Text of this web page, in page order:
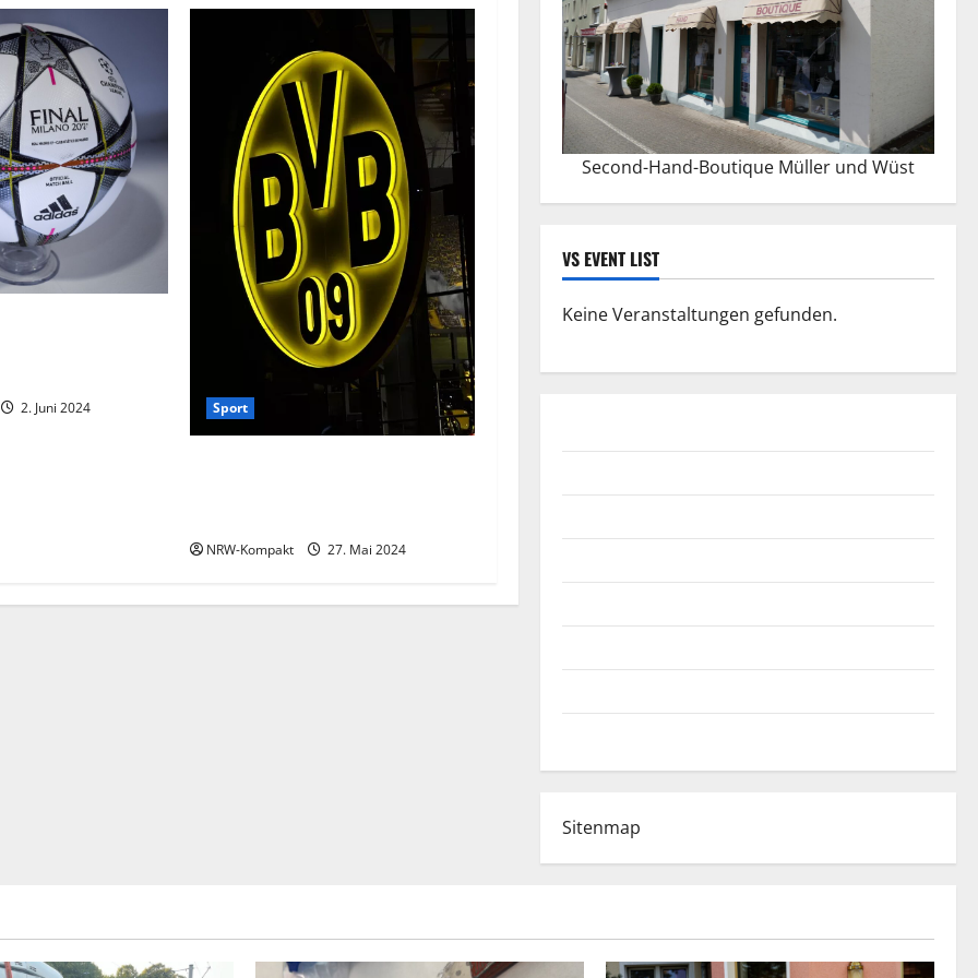
2. Juni 2024 Sport
NRW-Kompakt 27. Mai 2024
Second-Hand-Boutique Müller und Wüst
VS EVENT LIST
Keine Veranstaltungen gefunden.
Sitenmap